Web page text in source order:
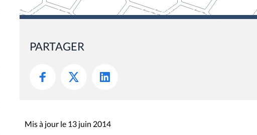
PARTAGER
Mis à jour le 13 juin 2014